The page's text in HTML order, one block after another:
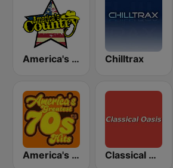
America's Country Chilltrax
America's Greatest 70s Hits Classical Oasis